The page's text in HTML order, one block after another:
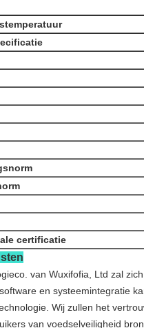
certificatie
van Wuxifofia, Ltd zal
en systeemintegratie
Wij zullen het
van voedselveiligheid